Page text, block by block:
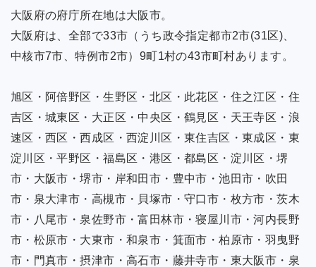
大阪府の府庁所在地は大阪市。
大阪府は、全部で33市（うち政令指定都市2市(31区)、
中核市7市、特例市2市）9町1村の43市町村あります。
旭区・阿倍野区・生野区・北区・此花区・住之江区・住
吉区・城東区・大正区・中央区・鶴見区・天王寺区・浪
速区・西区・西成区・西淀川区・東住吉区・東成区・東
淀川区・平野区・福島区・港区・都島区・淀川区・堺
市・大阪市・堺市・岸和田市・豊中市・池田市・吹田
市・泉大津市・高槻市・貝塚市・守口市・枚方市・茨木
市・八尾市・泉佐野市・富田林市・寝屋川市・河内長野
市・松原市・大東市・和泉市・箕面市・柏原市・羽曳野
市・門真市・摂津市・高石市・藤井寺市・東大阪市・泉